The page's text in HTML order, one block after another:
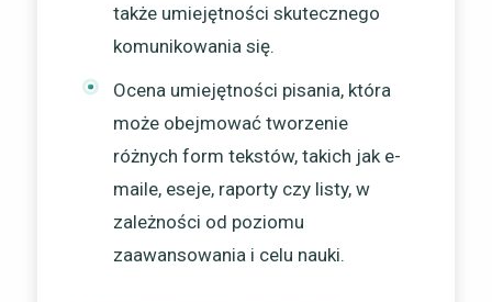
także umiejętności skutecznego
komunikowania się.
Ocena umiejętności pisania, która
może obejmować tworzenie
różnych form tekstów, takich jak e-
maile, eseje, raporty czy listy, w
zależności od poziomu
zaawansowania i celu nauki.